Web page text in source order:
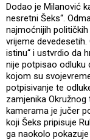
Dodao je Milanović
nesretni Šeks“.
najmoćnijih
vrijeme devedesetih.
istinu“ i ustvrdio da
nije potpisao odluku
kojom su
potpisivanje te
zamjenika Okružnog
kamerama je jučer
koji Šeks pripisuje
ga naokolo